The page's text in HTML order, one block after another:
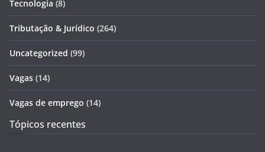
Tecnologia (8)
Tributação & Jurídico (264)
Uncategorized (99)
Vagas (14)
Vagas de emprego (14)
Tópicos recentes